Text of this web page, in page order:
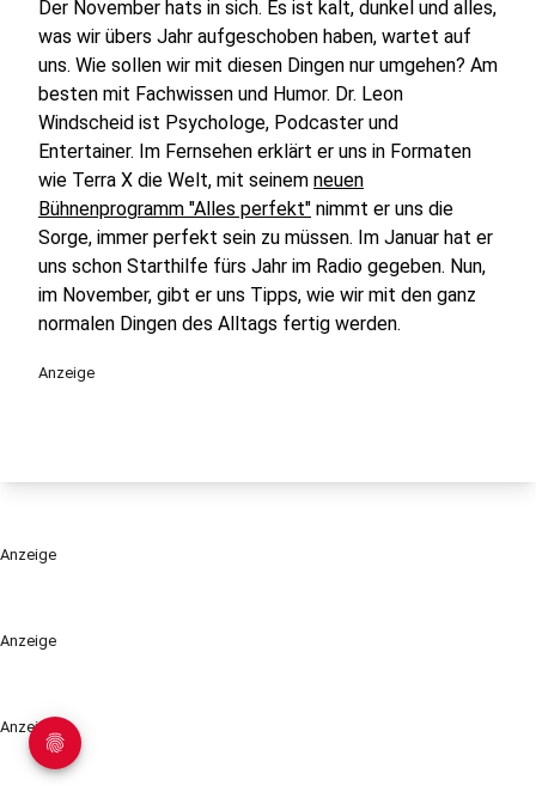
Anzeige
Anzeige
Der November hats in sich. Es ist kalt, dunkel und alles,
was wir übers Jahr aufgeschoben haben, wartet auf
uns. Wie sollen wir mit diesen Dingen nur umgehen? Am
besten mit Fachwissen und Humor. Dr. Leon
Windscheid ist Psychologe, Podcaster und
Entertainer. Im Fernsehen erklärt er uns in Formaten
wie Terra X die Welt, mit seinem neuen
Bühnenprogramm "Alles perfekt" nimmt er uns die
Sorge, immer perfekt sein zu müssen. Im Januar hat er
uns schon Starthilfe fürs Jahr im Radio gegeben. Nun,
im November, gibt er uns Tipps, wie wir mit den ganz
normalen Dingen des Alltags fertig werden.
Anzeige
Anzeige